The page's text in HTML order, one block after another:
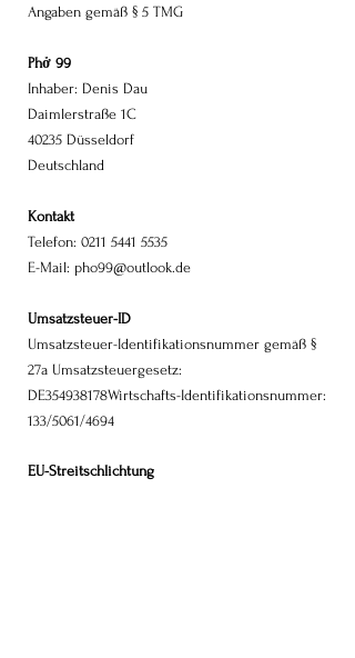
Angaben gemäß § 5 TMG
Phở 99
Inhaber: Denis Dau
Daimlerstraße 1C
40235 Düsseldorf
Deutschland
Kontakt
Telefon: 0211 5441 5535
E-Mail: pho99@outlook.de
Umsatzsteuer-ID
Umsatzsteuer-Identifikationsnummer gemäß §
27a Umsatzsteuergesetz:
DE354938178Wirtschafts-Identifikationsnummer:
133/5061/4694
EU-Streitschlichtung